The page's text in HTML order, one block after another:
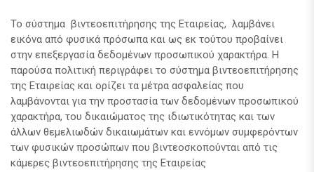
Το σύστημα βιντεοεπιτήρησης της Εταιρείας, λαμβάνει
εικόνα από φυσικά πρόσωπα και ως εκ τούτου προβαίνει
στην επεξεργασία δεδομένων προσωπικού χαρακτήρα. Η
παρούσα πολιτική περιγράφει το σύστημα βιντεοεπιτήρησης
της Εταιρείας και ορίζει τα μέτρα ασφαλείας που
λαμβάνονται για την προστασία των δεδομένων προσωπικού
χαρακτήρα, του δικαιώματος της ιδιωτικότητας και των
άλλων θεμελιωδών δικαιωμάτων και εννόμων συμφερόντων
των φυσικών προσώπων που βιντεοσκοπούνται από τις
κάμερες βιντεοεπιτήρησης της Εταιρείας